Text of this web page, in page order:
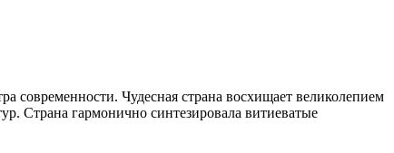
современности. Чудесная страна восхищает великолепием
Страна гармонично синтезировала витиеватые